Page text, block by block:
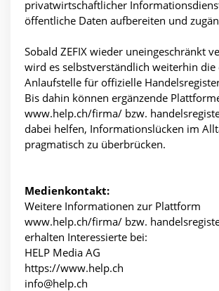
privatwirtschaftlicher
öffentliche Daten aufbereiten und
Sobald ZEFIX wieder uneingeschränkt
wird es selbstverständlich weiterhin die
Anlaufstelle für offizielle
Bis dahin können ergänzende
www.help.ch/firma/ bzw.
dabei helfen, Informationslücken im
pragmatisch zu überbrücken.
Medienkontakt:
Weitere Informationen zur Plattform
www.help.ch/firma/ bzw.
erhalten Interessierte bei:
HELP Media AG
https://www.help.ch
info@help.ch